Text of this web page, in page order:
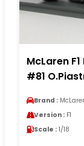
McLaren
#81
Brand :
Version : F1
Scale : 1/18